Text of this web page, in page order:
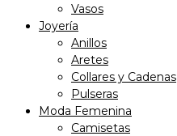
Vasos
Joyería
Anillos
Aretes
Collares y Cadenas
Pulseras
Moda Femenina
Camisetas